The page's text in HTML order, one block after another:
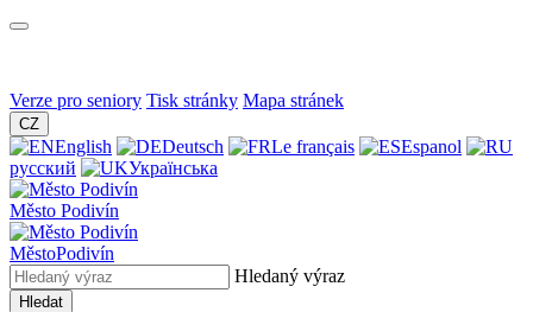
Verze pro seniory Tisk stránky Mapa stránek
CZ
English Deutsch Le français
Espanol
русский
Українська
Město Podivín
MěstoPodivín
Hledaný výraz
Hledat